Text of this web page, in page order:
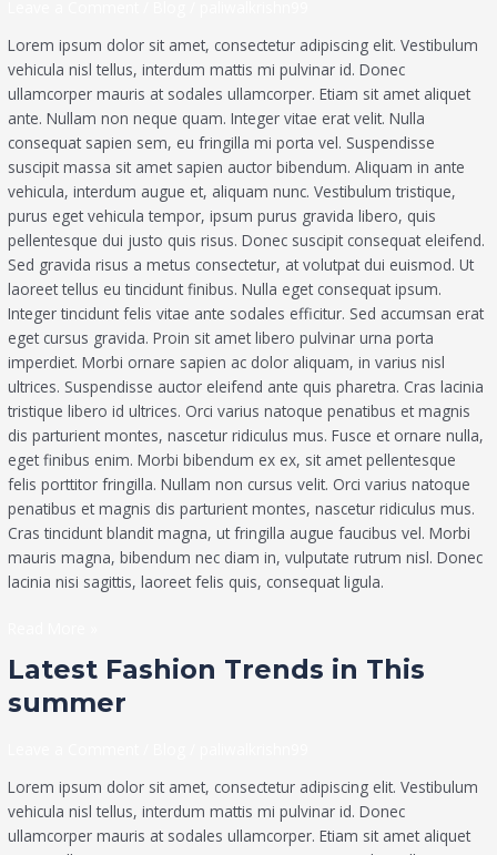
Lorem ipsum dolor sit amet, consectetur adipiscing elit. Vestibulum
vehicula nisl tellus, interdum mattis mi pulvinar id. Donec
ullamcorper mauris at sodales ullamcorper. Etiam sit amet aliquet
ante. Nullam non neque quam. Integer vitae erat velit. Nulla
consequat sapien sem, eu fringilla mi porta vel. Suspendisse
suscipit massa sit amet sapien auctor bibendum. Aliquam in ante
vehicula, interdum augue et, aliquam nunc. Vestibulum tristique,
purus eget vehicula tempor, ipsum purus gravida libero, quis
pellentesque dui justo quis risus. Donec suscipit consequat eleifend.
Sed gravida risus a metus consectetur, at volutpat dui euismod. Ut
laoreet tellus eu tincidunt finibus. Nulla eget consequat ipsum.
Integer tincidunt felis vitae ante sodales efficitur. Sed accumsan erat
eget cursus gravida. Proin sit amet libero pulvinar urna porta
imperdiet. Morbi ornare sapien ac dolor aliquam, in varius nisl
ultrices. Suspendisse auctor eleifend ante quis pharetra. Cras lacinia
tristique libero id ultrices. Orci varius natoque penatibus et magnis
dis parturient montes, nascetur ridiculus mus. Fusce et ornare nulla,
eget finibus enim. Morbi bibendum ex ex, sit amet pellentesque
felis porttitor fringilla. Nullam non cursus velit. Orci varius natoque
penatibus et magnis dis parturient montes, nascetur ridiculus mus.
Cras tincidunt blandit magna, ut fringilla augue faucibus vel. Morbi
mauris magna, bibendum nec diam in, vulputate rutrum nisl. Donec
lacinia nisi sagittis, laoreet felis quis, consequat ligula.
2022
Latest Fashion Trends in This
summer
Lorem ipsum dolor sit amet, consectetur adipiscing elit. Vestibulum
vehicula nisl tellus, interdum mattis mi pulvinar id. Donec
ullamcorper mauris at sodales ullamcorper. Etiam sit amet aliquet
Latest
Trends
summer